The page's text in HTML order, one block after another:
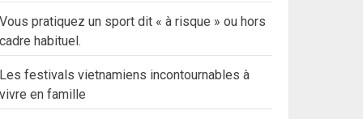
Vous pratiquez un sport dit « à risque » ou hors
cadre habituel.
Les festivals vietnamiens incontournables à
vivre en famille